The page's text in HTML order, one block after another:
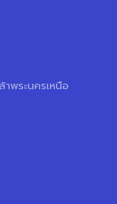
าพระนครเหนือ